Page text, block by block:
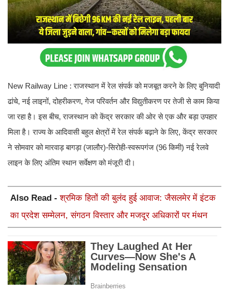
New Railway Line : राजस्थान में रेल संपर्क को मजबूत करने के लिए बुनियादी
ढांचे, नई लाइनों, दोहरीकरण, गेज परिवर्तन और विद्युतीकरण पर तेजी से काम किया
जा रहा है। इस बीच, राजस्थान को केंद्र सरकार की ओर से एक और बड़ा उपहार
मिला है। राज्य के आदिवासी बहुल क्षेत्रों में रेल संपर्क बढ़ाने के लिए, केंद्र सरकार
ने सोमवार को मारवाड़ बागड़ा (जालौर)-सिरोही-स्वरूपगंज (96 किमी) नई रेलवे
लाइन के लिए अंतिम स्थान सर्वेक्षण को मंजूरी दी।
Also Read -श्रमिक हितों की बुलंद हुई आवाज: जैसलमेर में इंटक
का प्रदेश सम्मेलन, संगठन विस्तार और मजदूर अधिकारों पर मंथन